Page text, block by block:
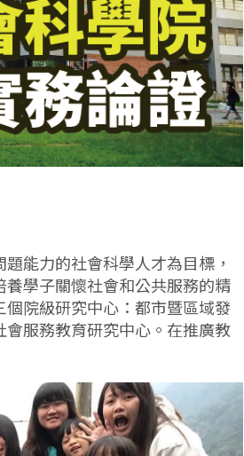
能力的社會科學人才為目標，
學子關懷社會和公共服務的精
院級研究中心：都市暨區域發
服務教育研究中心。在推廣教